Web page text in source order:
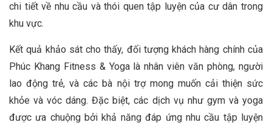
chi tiết về nhu cầu và thói quen tập luyện của cư dân trong
khu vực.
Kết quả khảo sát cho thấy, đối tượng khách hàng chính của
Phúc Khang Fitness & Yoga là nhân viên văn phòng, người
lao động trẻ, và các bà nội trợ mong muốn cải thiện sức
khỏe và vóc dáng. Đặc biệt, các dịch vụ như gym và yoga
được ưa chuộng bởi khả năng đáp ứng nhu cầu tập luyện